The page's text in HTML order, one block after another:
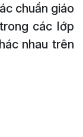
chuẩn giáo
các lớp
nhau trên